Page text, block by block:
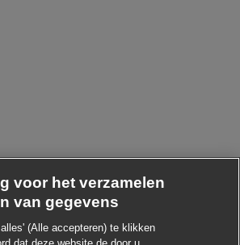
voor het verzamelen
van gegevens
(Alle accepteren) te klikken